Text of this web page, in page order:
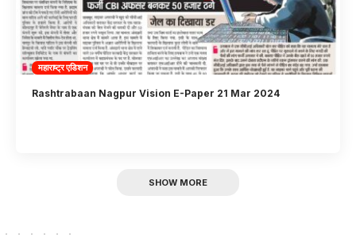
महाराष्ट्र एडिशन
Rashtrabaan Nagpur Vision E-Paper 21 Mar 2024
SHOW MORE